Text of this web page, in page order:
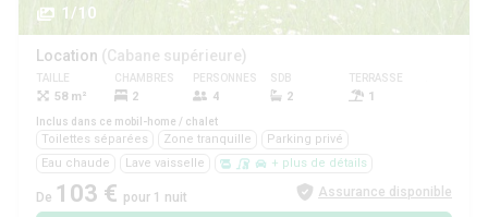
1/10
Location (Cabane supérieure)
TAILLE
58 m²
CHAMBRES
2
PERSONNES
4
SDB
2
TERRASSE
1
Inclus dans ce mobil-home / chalet
Toilettes séparées Zone tranquille
Parking privé
Eau chaude
Lave vaisselle + plus de détails
De 103 € pour 1 nuit Assurance disponible